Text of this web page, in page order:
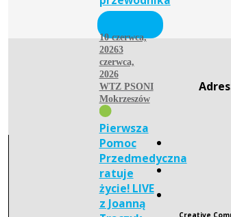
10 czerwca,
20263
czerwca,
2026
WTZ PSONI
Mokrzeszów
Pierwsza
Pomoc
Przedmedyczna
ratuje
życie! LIVE
z Joanną
Creative